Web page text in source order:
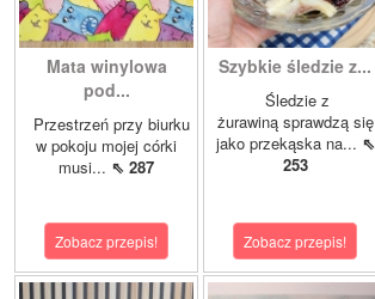
Mata winylowa
pod...
Przestrzeń przy biurku
w pokoju mojej córki
musi... ⇖ 287
Zobacz przepis!
Szybkie śledzie z...
Śledzie z
żurawiną sprawdzą się
jako przekąska na... ⇖
253
Zobacz przepis!